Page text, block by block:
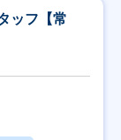
ッフ【常